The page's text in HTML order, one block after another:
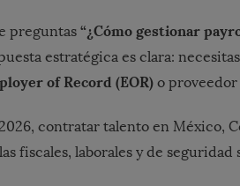
preguntas “¿Cómo gestionar
estratégica es clara:
of Record (EOR) o
contratar talento en México,
fiscales, laborales y de